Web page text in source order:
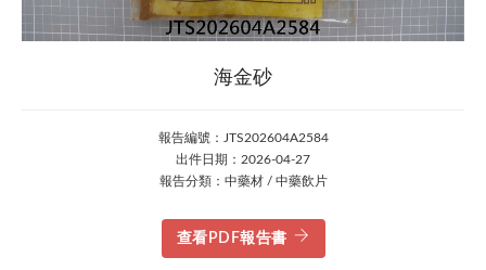
海金砂
報告編號：JTS202604A2584
出件日期：2026-04-27
報告分類：中藥材 / 中藥飲片
查看PDF報告書